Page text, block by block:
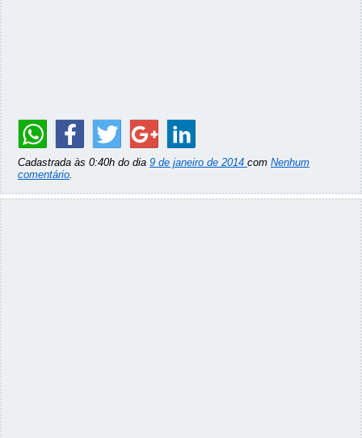
Cadastrada às 0:40h do dia 9 de janeiro de 2014 com Nenhum
comentário.